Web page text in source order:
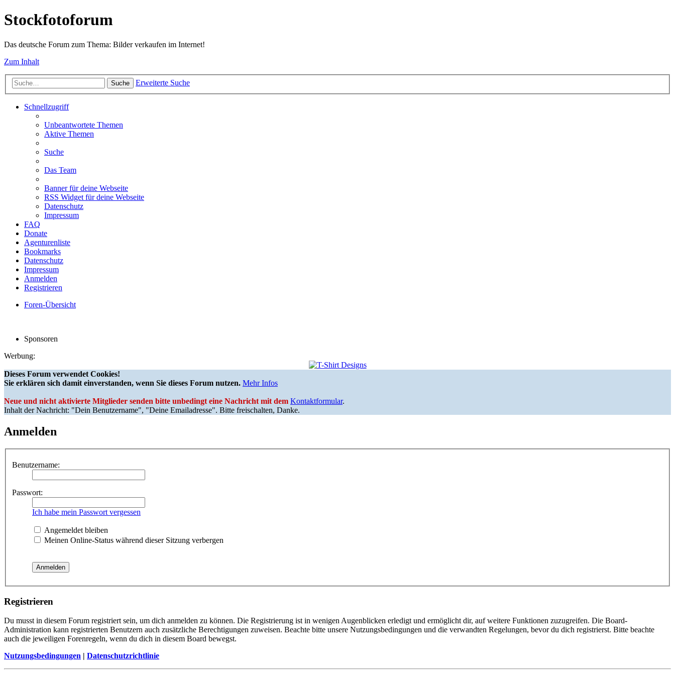
Stockfotoforum
Das deutsche Forum zum Thema: Bilder verkaufen im Internet!
Zum Inhalt
Suche Erweiterte Suche
Schnellzugriff
Unbeantwortete Themen
Aktive Themen
Suche
Das Team
Banner für deine Webseite
RSS Widget für deine Webseite
Datenschutz
Impressum
FAQ
Donate
Agenturenliste
Bookmarks
Datenschutz
Impressum
Anmelden
Registrieren
Foren-Übersicht
Sponsoren
Werbung:
Dieses Forum verwendet Cookies!
Sie erklären sich damit einverstanden, wenn Sie dieses Forum nutzen. Mehr Infos
Neue und nicht aktivierte Mitglieder senden bitte unbedingt eine Nachricht mit dem Kontaktformular.
Inhalt der Nachricht: "Dein Benutzername", "Deine Emailadresse". Bitte freischalten, Danke.
Anmelden
Benutzername:
Passwort:
Ich habe mein Passwort vergessen
Angemeldet bleiben
Meinen Online-Status während dieser Sitzung verbergen
Registrieren
Du musst in diesem Forum registriert sein, um dich anmelden zu können. Die Registrierung ist in wenigen Augenblicken erledigt und ermöglicht dir, auf weitere Funktionen zuzugreifen. Die Board-
Administration kann registrierten Benutzern auch zusätzliche Berechtigungen zuweisen. Beachte bitte unsere Nutzungsbedingungen und die verwandten Regelungen, bevor du dich registrierst. Bitte beachte
auch die jeweiligen Forenregeln, wenn du dich in diesem Board bewegst.
Nutzungsbedingungen | Datenschutzrichtlinie